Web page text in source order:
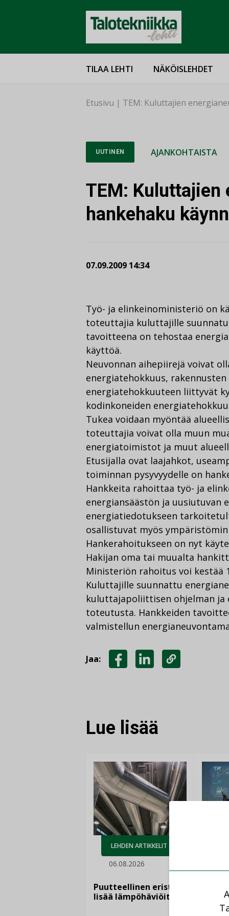
TILAA LEHTI NÄKÖISLEHDET
Etusivu | TEM: Kuluttajien
UUTINEN AJANKOHTAISTA
TEM: Kuluttajien
hankehaku
07.09.2009 14:34
Työ- ja elinkeinoministeriö on
toteuttajia kuluttajille
tavoitteena on tehostaa
käyttöä.
Neuvonnan aihepiirejä voivat
energiatehokkuus,
energiatehokkuuteen liittyvät
kodinkoneiden
Tukea voidaan myöntää
toteuttajia voivat olla muun
energiatoimistot ja muut
Etusijalla ovat laajahkot,
toiminnan pysyvyydelle on
Hankkeita rahoittaa työ- ja
energiansäästön ja uusiutuvan
energiatiedotukseen
osallistuvat myös
Hankerahoitukseen on nyt
Hakijan oma tai muualta
Ministeriön rahoitus voi kestää
Kuluttajille suunnattu
kuluttajapoliittisen ohjelman ja
toteutusta. Hankkeiden
valmistellun
Jaa:
Lue lisää
LEHDEN ARTIKKELIT
06.08.2026
Puutteellinen eristys
lisää lämpöhäviöitä